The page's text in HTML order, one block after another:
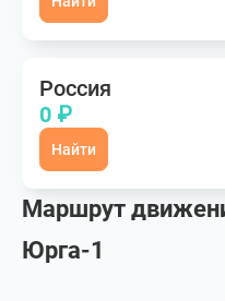
Россия
0 ₽
Найти
Маршрут
Юрга-1